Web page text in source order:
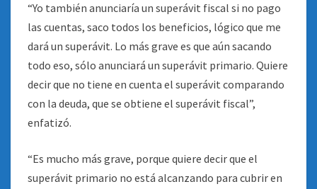
“Yo también anunciaría un superávit fiscal si no pago
las cuentas, saco todos los beneficios, lógico que me
dará un superávit. Lo más grave es que aún sacando
todo eso, sólo anunciará un superávit primario. Quiere
decir que no tiene en cuenta el superávit comparando
con la deuda, que se obtiene el superávit fiscal”,
enfatizó.
“Es mucho más grave, porque quiere decir que el
superávit primario no está alcanzando para cubrir en